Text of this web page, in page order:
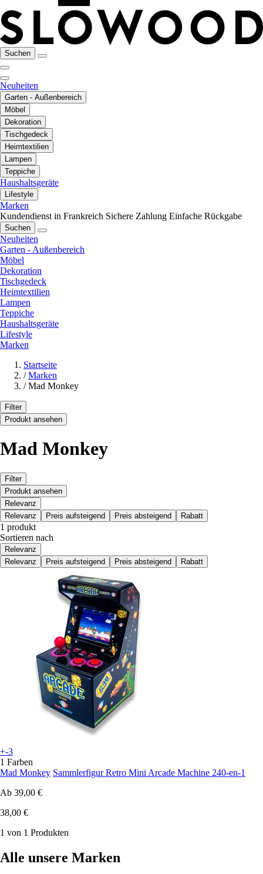
Suchen
Neuheiten
Garten - Außenbereich
Möbel
Dekoration
Tischgedeck
Heimtextilien
Lampen
Teppiche
Haushaltsgeräte
Lifestyle
Marken
Kundendienst in Frankreich Sichere Zahlung Einfache Rückgabe
Suchen
Neuheiten
Garten - Außenbereich
Möbel
Dekoration
Tischgedeck
Heimtextilien
Lampen
Teppiche
Haushaltsgeräte
Lifestyle
Marken
Startseite
/ Marken
/ Mad Monkey
Filter
Produkt ansehen
Mad Monkey
Filter
Produkt ansehen
Relevanz
Relevanz
Preis aufsteigend Preis absteigend Rabatt
1 produkt
Sortieren nach
Relevanz
Relevanz
Preis aufsteigend Preis absteigend Rabatt
+-3
1 Farben
Mad Monkey Sammlerfigur Retro Mini Arcade Machine 240-en-1
Ab 39,00 €
38,00 €
1 von 1 Produkten
Alle unsere Marken